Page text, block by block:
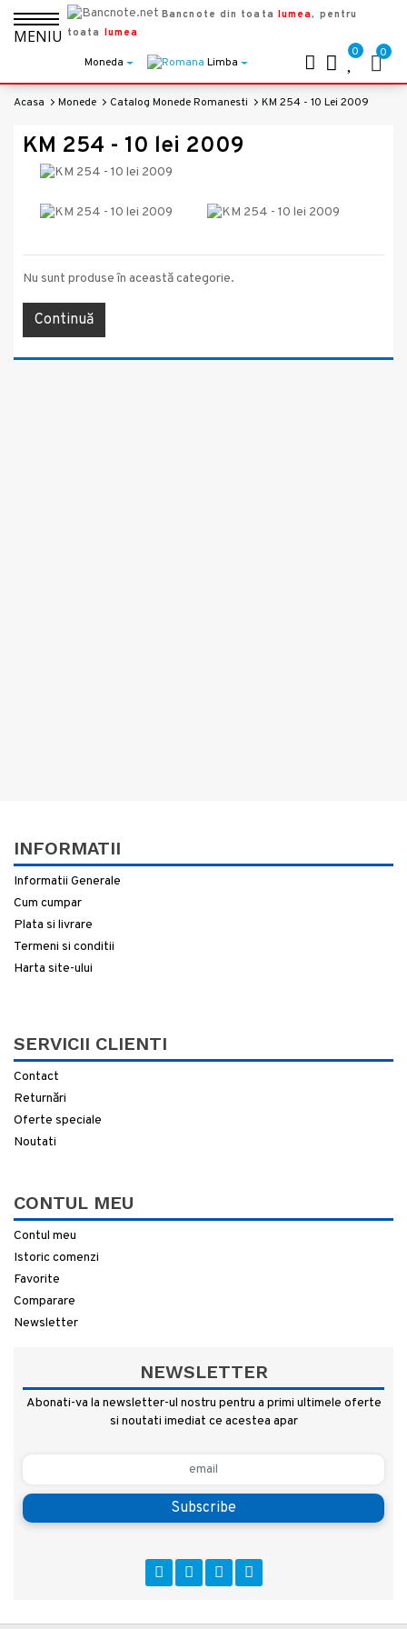
MENIU
Bancnote din toata lumea, pentru
toata lumea
Moneda Limba
0 0
Acasa Monede Catalog Monede Romanesti KM 254 - 10 Lei 2009
KM 254 - 10 lei 2009
Nu sunt produse în această categorie.
Continuă
INFORMATII
Informatii Generale
Cum cumpar
Plata si livrare
Termeni si conditii
Harta site-ului
SERVICII CLIENTI
Contact
Returnări
Oferte speciale
Noutati
CONTUL MEU
Contul meu
Istoric comenzi
Favorite
Comparare
Newsletter
NEWSLETTER
Abonati-va la newsletter-ul nostru pentru a primi ultimele oferte
si noutati imediat ce acestea apar
Subscribe